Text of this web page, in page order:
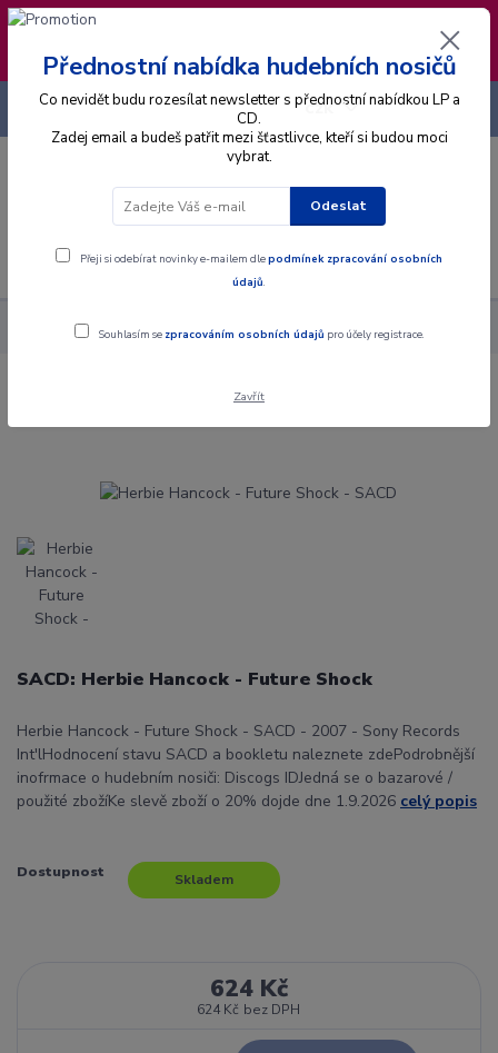
❣️ Od 4.8. do 13.8. čerpám dovolenou. Datum
expedice objednávek se posouvá na pátek
14.8.2026 🐋
Menu
CZK
+420 725 736 293
Alba SACD Herbie Hancock - Future Shock - SACD
Herbie Hancock - Future Shock - SACD
SACD: Herbie Hancock - Future Shock
Herbie Hancock - Future Shock - SACD - 2007 - Sony Records
Int'lHodnocení stavu SACD a bookletu naleznete zdePodrobnější
inofrmace o hudebním nosiči: Discogs IDJedná se o bazarové /
použité zbožíKe slevě zboží o 20% dojde dne 1.9.2026 celý popis
Dostupnost Skladem
624 Kč
624 Kč bez DPH
Přednostní nabídka hudebních nosičů
Co nevidět budu rozesílat newsletter s přednostní nabídkou LP a
CD.
Zadej email a budeš patřit mezi šťastlivce, kteří si budou moci
vybrat.
Odeslat
Přeji si odebírat novinky e-mailem dlepodmínek zpracování osobních
údajů.
Souhlasím se zpracováním osobních údajů pro účely registrace.
Zavřít